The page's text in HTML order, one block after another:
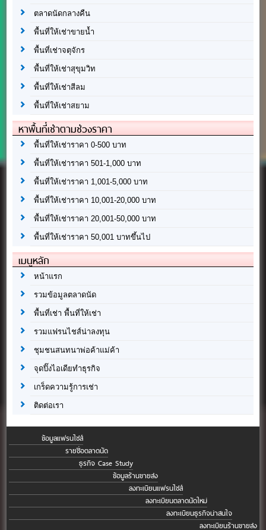
ตลาดนัดกลางคืน
พื้นที่ให้เช่าขายน้ำ
พื้นที่เช่าจตุจักร
พื้นที่ให้เช่าสุขุมวิท
พื้นที่ให้เช่าสีลม
พื้นที่ให้เช่าสยาม
หาพื้นที่เช่าตามช่วงราคา
พื้นที่ให้เช่าราคา 0-500 บาท
พื้นที่ให้เช่าราคา 501-1,000 บาท
พื้นที่ให้เช่าราคา 1,001-5,000 บาท
พื้นที่ให้เช่าราคา 10,001-20,000 บาท
พื้นที่ให้เช่าราคา 20,001-50,000 บาท
พื้นที่ให้เช่าราคา 50,001 บาทขึ้นไป
เมนูหลัก
หน้าแรก
รวมข้อมูลตลาดนัด
พื้นที่เช่า พื้นที่ให้เช่า
รวมแฟรนไชส์น่าลงทุน
ชุมชนสนทนาพ่อค้าแม่ค้า
จุดปิ๊งไอเดียทำธุรกิจ
เกร็ดความรู้การเช่า
ติดต่อเรา
ข้อมูลแฟรนไชส์
รายชื่อตลาดนัด
ธุรกิจ Case Study
ข้อมูลร้านขายส่ง
ลงทะเบียนแฟรนไชส์
ลงทะเบียนตลาดนัดใหม่
ลงทะเบียนธุรกิจน่าสนใจ
ลงทะเบียนร้านขายส่ง